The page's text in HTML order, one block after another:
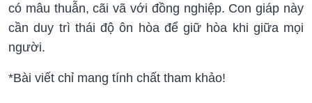
có mâu thuẫn, cãi vã với đồng nghiệp. Con giáp này
cần duy trì thái độ ôn hòa để giữ hòa khi giữa mọi
người.
*Bài viết chỉ mang tính chất tham khảo!